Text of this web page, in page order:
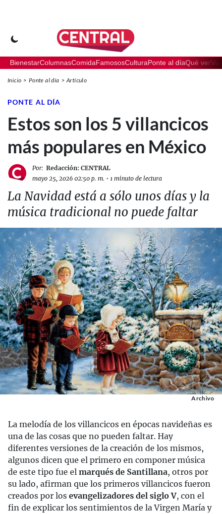
BienestarColumnasComidaFamososCulturaPonte al díaQué ver
Inicio Ponte al día Artículo
PONTE AL DÍA
Estos son los 5 villancicos
más populares en México
Por: Redacción: CENTRAL
mayo 25, 2026 02:50 p. m. • 1 minuto de lectura
La Navidad está a sólo unos días y la
música tradicional no puede faltar
Archivo
La melodía de los villancicos en épocas navideñas es
una de las cosas que no pueden faltar. Hay
diferentes versiones de la creación de los mismos,
algunos dicen que el primero en componer música
de este tipo fue el marqués de Santillana, otros por
su lado, afirman que los primeros villancicos fueron
creados por los evangelizadores del siglo V, con el
fin de explicar los sentimientos de la Virgen María y